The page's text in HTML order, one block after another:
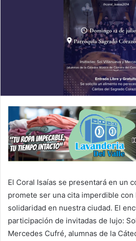
El Coral Isaías se presentará en un
promete ser una cita imperdible con
solidaridad en nuestra ciudad. El
participación de invitadas de lujo:
Mercedes Cufré, alumnas de la